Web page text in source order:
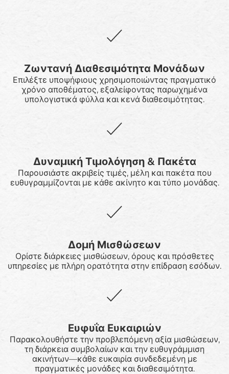
Ζωντανή Διαθεσιμότητα Μονάδων
Επιλέξτε υποψήφιους χρησιμοποιώντας πραγματικό
χρόνο αποθέματος, εξαλείφοντας παρωχημένα
υπολογιστικά φύλλα και κενά διαθεσιμότητας.
Δυναμική Τιμολόγηση & Πακέτα
Παρουσιάστε ακριβείς τιμές, μέλη και πακέτα που
ευθυγραμμίζονται με κάθε ακίνητο και τύπο μονάδας.
Δομή Μισθώσεων
Ορίστε διάρκειες μισθώσεων, όρους και πρόσθετες
υπηρεσίες με πλήρη ορατότητα στην επίδραση εσόδων.
Ευφυΐα Ευκαιριών
Παρακολουθήστε την προβλεπόμενη αξία μισθώσεων,
τη διάρκεια συμβολαίων και την ευθυγράμμιση
ακινήτων—κάθε ευκαιρία συνδεδεμένη με
πραγματικές μονάδες και διαθεσιμότητα.